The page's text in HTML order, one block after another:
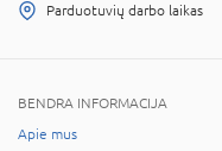
Parduotuvių darbo laikas
BENDRA INFORMACIJA
Apie mus